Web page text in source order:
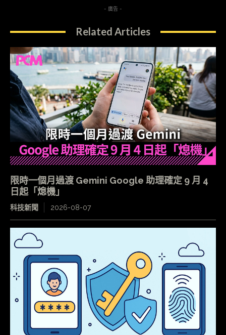
- 廣告 -
Related Articles
限時一個月過渡 Gemini Google 助理確定 9 月 4
日起「熄機」
科技新聞 2026-08-07